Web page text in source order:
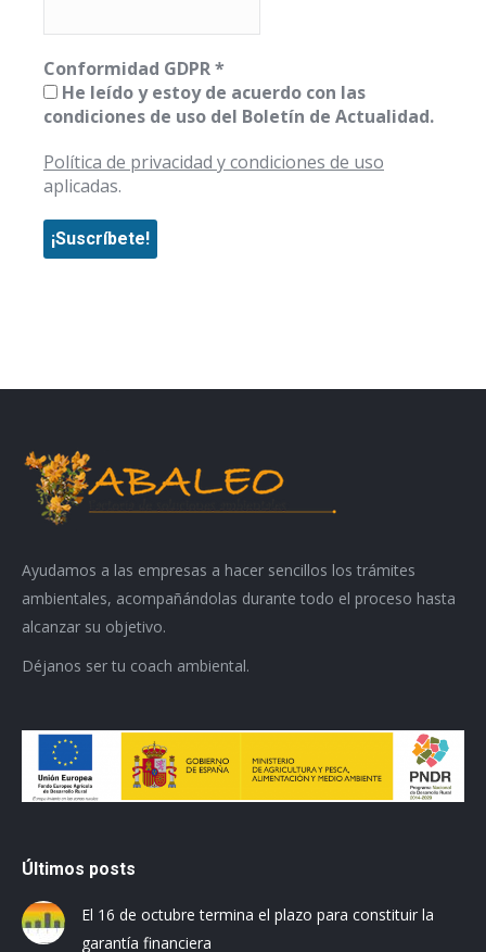
Conformidad GDPR*
He leído y estoy de acuerdo con las
condiciones de uso del Boletín de Actualidad.
Política de privacidad y condiciones de uso
aplicadas.
Ayudamos a las empresas a hacer sencillos los trámites
ambientales, acompañándolas durante todo el proceso hasta
alcanzar su objetivo.
Déjanos ser tu coach ambiental.
Últimos posts
El 16 de octubre termina el plazo para constituir la
garantía financiera